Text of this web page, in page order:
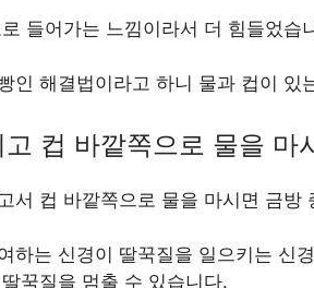
들어가는 느낌이라서 더 힘들었습
인 해결법이라고 하니 물과 컵이 있
컵 바깥쪽으로 물을 마
서 컵 바깥쪽으로 물을 마시면 금방
하는 신경이 딸꾹질을 일으키는 신
꾹질을 멈출 수 있습니다.